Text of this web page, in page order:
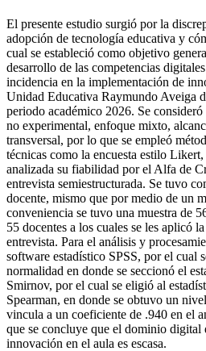
El presente estudio surgió por la
adopción de tecnología educativa y
cual se estableció como objetivo
desarrollo de las competencias
incidencia en la implementación de
Unidad Educativa Raymundo Aveiga
periodo académico 2026. Se
no experimental, enfoque mixto,
transversal, por lo que se empleó
técnicas como la encuesta estilo
analizada su fiabilidad por el Alfa de
entrevista semiestructurada. Se tuvo
docente, mismo que por medio de un
conveniencia se tuvo una muestra de
55 docentes a los cuales se les aplicó
entrevista. Para el análisis y
software estadístico SPSS, por el cual
normalidad en donde se seccionó el
Smirnov, por el cual se eligió al
Spearman, en donde se obtuvo un
vincula a un coeficiente de .940 en el
que se concluye que el dominio digital
innovación en el aula es escasa.